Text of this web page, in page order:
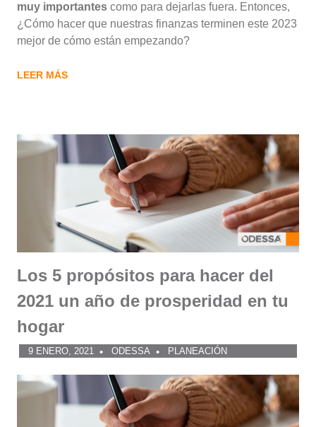
muy importantes como para dejarlas fuera. Entonces,
¿Cómo hacer que nuestras finanzas terminen este 2023
mejor de cómo están empezando?
LEER MÁS
Los 5 propósitos para hacer del
2021 un año de prosperidad en tu
hogar
9 ENERO, 2021 ODESSA PLANEACIÓN